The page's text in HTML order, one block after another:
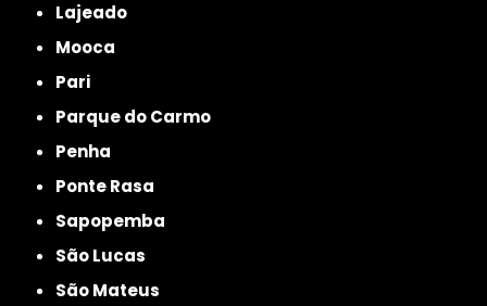
Lajeado
Mooca
Pari
Parque do Carmo
Penha
Ponte Rasa
Sapopemba
São Lucas
São Mateus